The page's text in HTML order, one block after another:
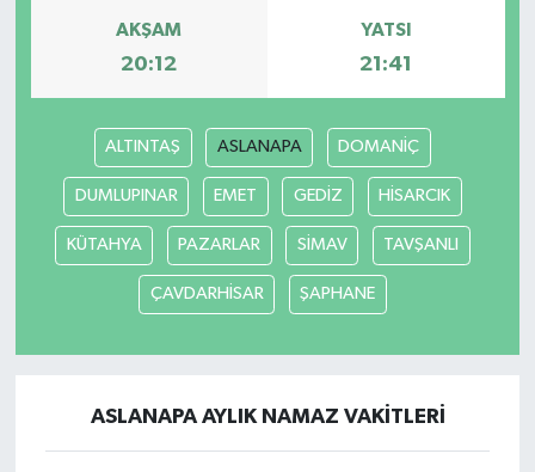
AKŞAM
20:12
YATSI
21:41
ALTINTAŞ ASLANAPA DOMANİÇ
DUMLUPINAR EMET GEDİZ HİSARCIK
KÜTAHYA PAZARLAR SİMAV TAVŞANLI
ÇAVDARHİSAR ŞAPHANE
ASLANAPA AYLIK NAMAZ VAKITLERI